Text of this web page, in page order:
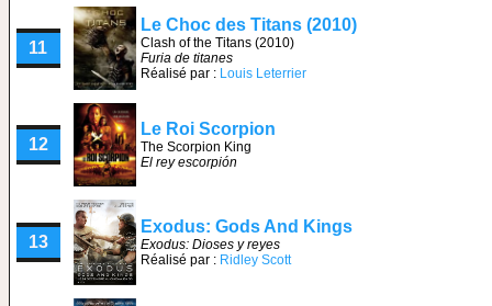
11
Le Choc des Titans (2010)
Clash of the Titans (2010)
Furia de titanes
Réalisé par : Louis Leterrier
12
Le Roi Scorpion
The Scorpion King
El rey escorpión
13
Exodus: Gods And Kings
Exodus: Dioses y reyes
Réalisé par : Ridley Scott